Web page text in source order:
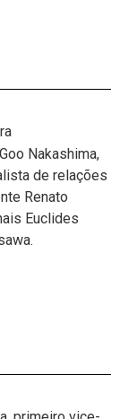
Nakashima,
de relações
Renato
Euclides